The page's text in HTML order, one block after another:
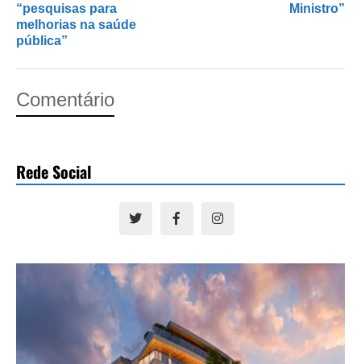
“pesquisas para
melhorias na saúde
pública”
Ministro”
Comentário
Rede Social